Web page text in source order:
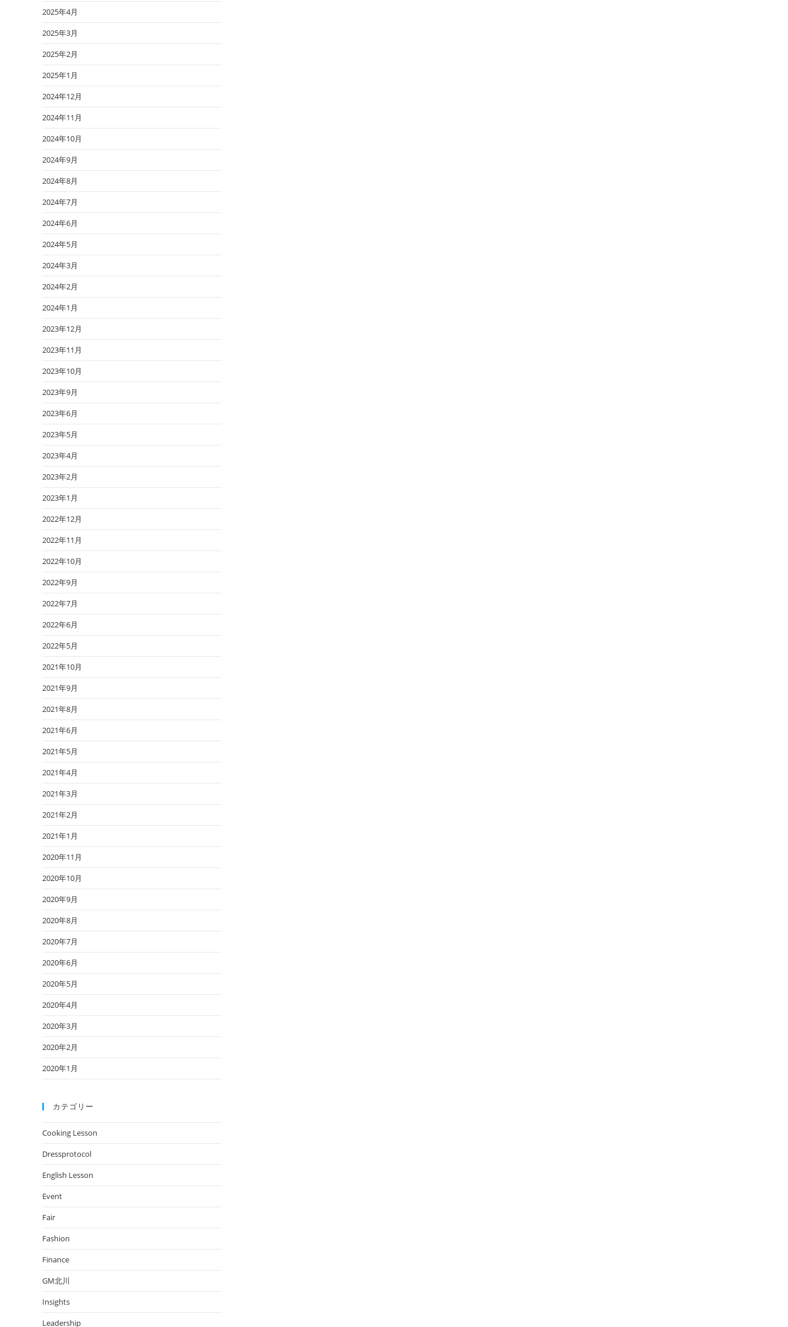
2025年4月
2025年3月
2025年2月
2025年1月
2024年12月
2024年11月
2024年10月
2024年9月
2024年8月
2024年7月
2024年6月
2024年5月
2024年3月
2024年2月
2024年1月
2023年12月
2023年11月
2023年10月
2023年9月
2023年6月
2023年5月
2023年4月
2023年2月
2023年1月
2022年12月
2022年11月
2022年10月
2022年9月
2022年7月
2022年6月
2022年5月
2021年10月
2021年9月
2021年8月
2021年6月
2021年5月
2021年4月
2021年3月
2021年2月
2021年1月
2020年11月
2020年10月
2020年9月
2020年8月
2020年7月
2020年6月
2020年5月
2020年4月
2020年3月
2020年2月
2020年1月
カテゴリー
Cooking Lesson
Dressprotocol
English Lesson
Event
Fair
Fashion
Finance
GM北川
Insights
Leadership